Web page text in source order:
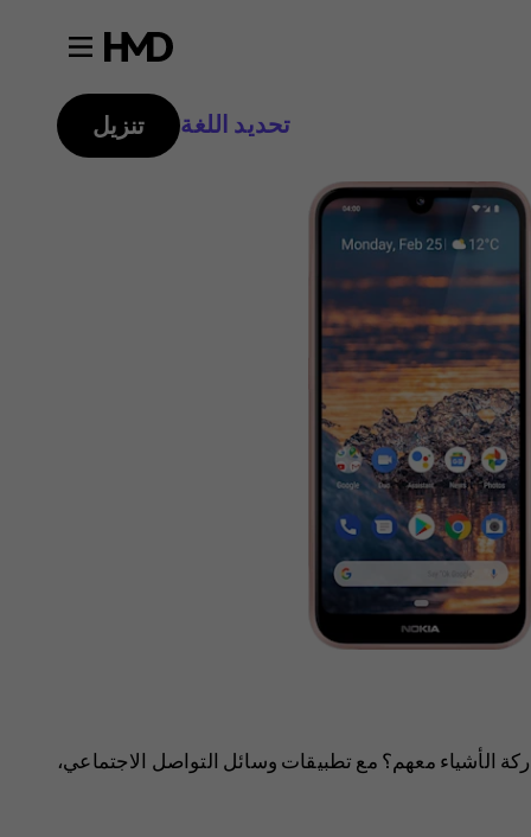
تحديد اللغة تنزيل
الأشياء معهم؟ مع تطبيقات وسائل التواصل الاجتماعي،